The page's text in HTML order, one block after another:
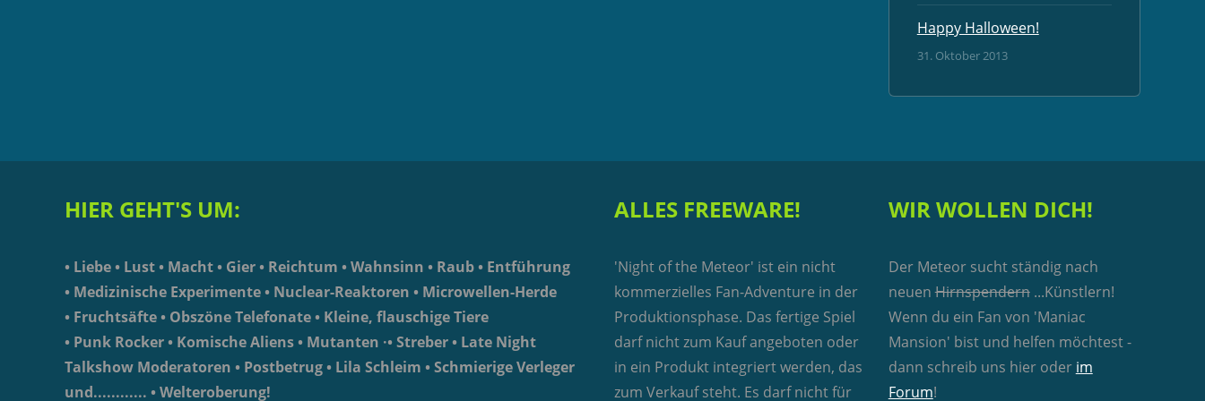
Happy Halloween!
31. Oktober 2013
HIER GEHT'S UM:
• Liebe • Lust • Macht • Gier • Reichtum • Wahnsinn • Raub • Entführung
• Medizinische Experimente • Nuclear-Reaktoren • Microwellen-Herde
• Fruchtsäfte • Obszöne Telefonate • Kleine, flauschige Tiere
• Punk Rocker • Komische Aliens • Mutanten ·• Streber • Late Night
Talkshow Moderatoren • Postbetrug • Lila Schleim • Schmierige Verleger
und............ • Welteroberung!
ALLES FREEWARE!
'Night of the Meteor' ist ein nicht
kommerzielles Fan-Adventure in der
Produktionsphase. Das fertige Spiel
darf nicht zum Kauf angeboten oder
in ein Produkt integriert werden, das
zum Verkauf steht. Es darf nicht für
WIR WOLLEN DICH!
Der Meteor sucht ständig nach
neuenHirnspendern...Künstlern!
Wenn du ein Fan von 'Maniac
Mansion' bist und helfen möchtest -
dann schreib uns hier oder im
Forum!